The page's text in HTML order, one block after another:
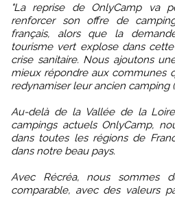
"La reprise de OnlyCamp va
renforcer son offre de
français, alors que la
tourisme vert explose dans
crise sanitaire. Nous ajoutons
mieux répondre aux communes
redynamiser leur ancien camping
Au-delà de la Vallée de la
campings actuels OnlyCamp,
dans toutes les régions de
dans notre beau pays.
Avec Récréa, nous sommes
comparable, avec des valeurs